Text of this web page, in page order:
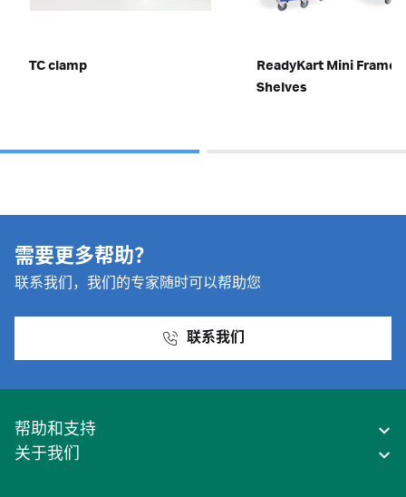
TC clamp
ReadyKart Mini Frame
Shelves
需要更多帮助？
联系我们，我们的专家随时可以帮助您
联系我们
帮助和支持
关于我们